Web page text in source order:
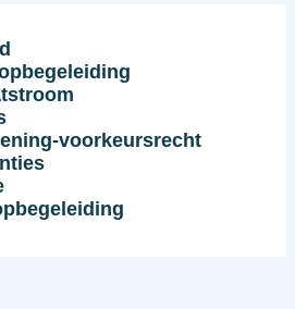
voorkeursrecht